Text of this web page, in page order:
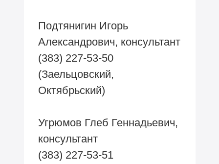
Подтянигин Игорь
Александрович, консультант
(383) 227-53-50
(Заельцовский,
Октябрьский)
Угрюмов Глеб Геннадьевич,
консультант
(383) 227-53-51